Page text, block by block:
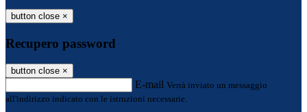
button close ×
Recupero password
button close ×
E-mail Verrà inviato un messaggio
all'indirizzo indicato con le istruzioni necessarie.